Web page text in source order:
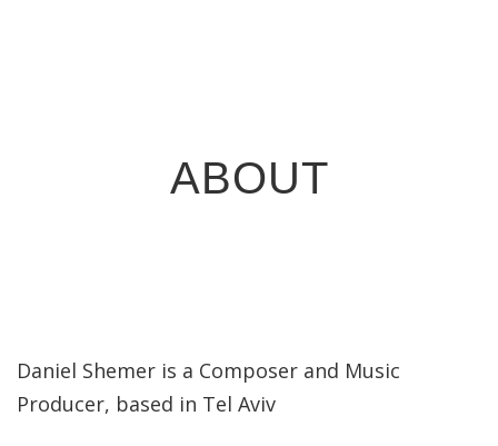
ABOUT
Daniel Shemer is a Composer and Music
Producer, based in Tel Aviv